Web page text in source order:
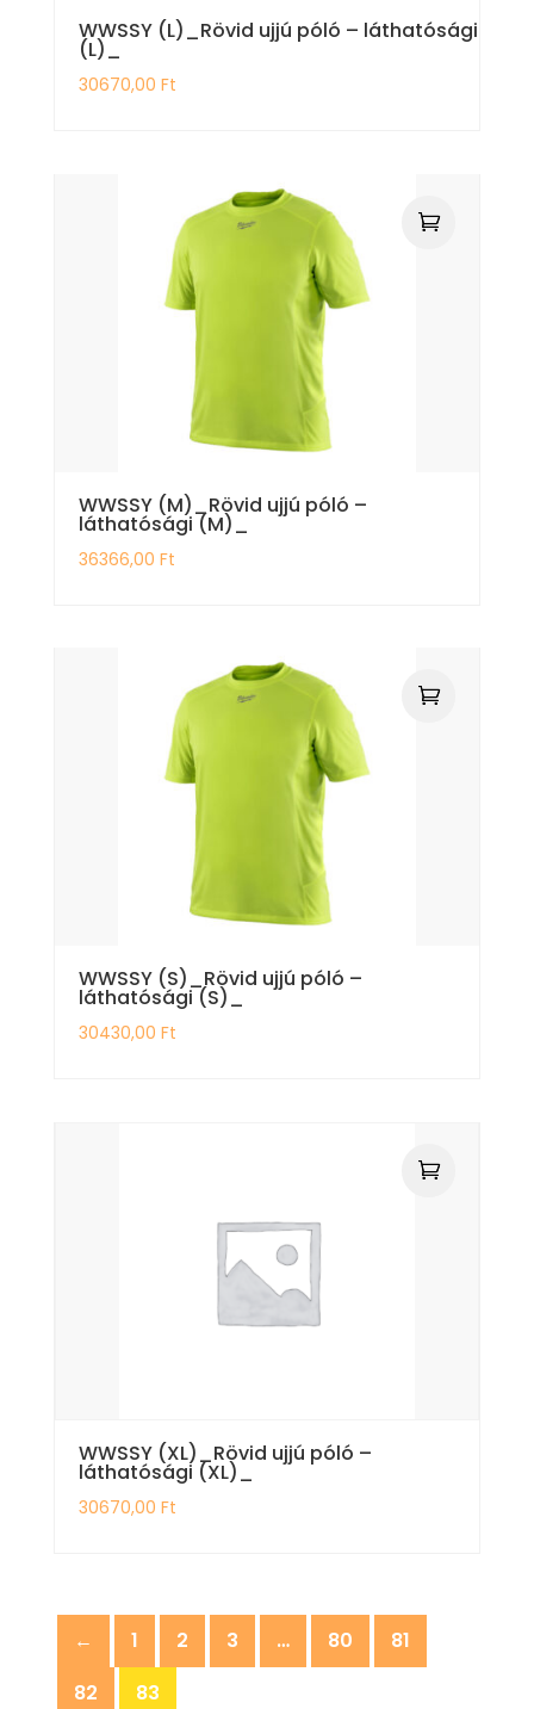
WWSSY (L)_Rövid ujjú póló – láthatósági
(L)_
30670,00 Ft
WWSSY (M)_Rövid ujjú póló –
láthatósági (M)_
36366,00 Ft
WWSSY (S)_Rövid ujjú póló –
láthatósági (S)_
30430,00 Ft
WWSSY (XL)_Rövid ujjú póló –
láthatósági (XL)_
30670,00 Ft
← 1 2 3 … 80
81
82
83